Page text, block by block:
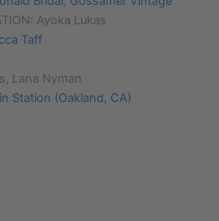
Ayoka Lukas
Taff
Lana Nyman
Station (Oakland, CA)